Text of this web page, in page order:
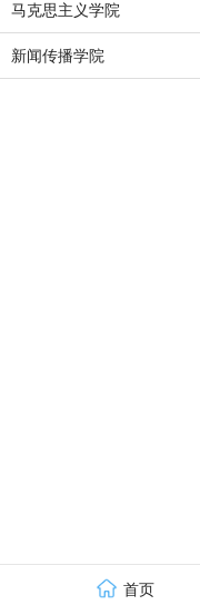
马克思主义学院
新闻传播学院
首页